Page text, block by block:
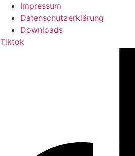
Impressum
Datenschutzerklärung
Downloads
Tiktok